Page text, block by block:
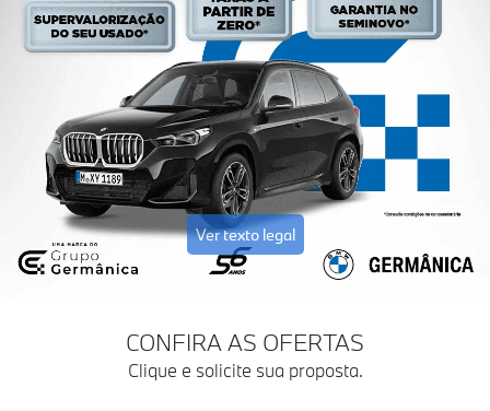
Ver texto legal
CONFIRA AS OFERTAS
Clique e solicite sua proposta.